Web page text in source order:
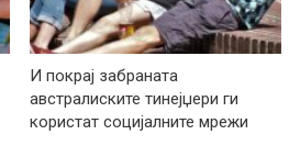
И покрај забраната
австралиските тинејџери ги
користат социјалните мрежи